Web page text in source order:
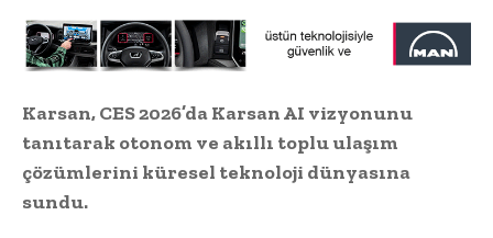
Karsan, CES 2026’da Karsan AI vizyonunu
tanıtarak otonom ve akıllı toplu ulaşım
çözümlerini küresel teknoloji dünyasına
sundu.